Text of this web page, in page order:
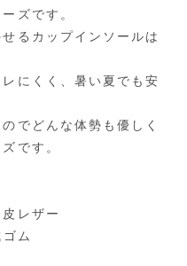
ズです。
るカップインソールは
にくく、暑い夏でも安
でどんな体勢も優しく
です。
レザー
ム